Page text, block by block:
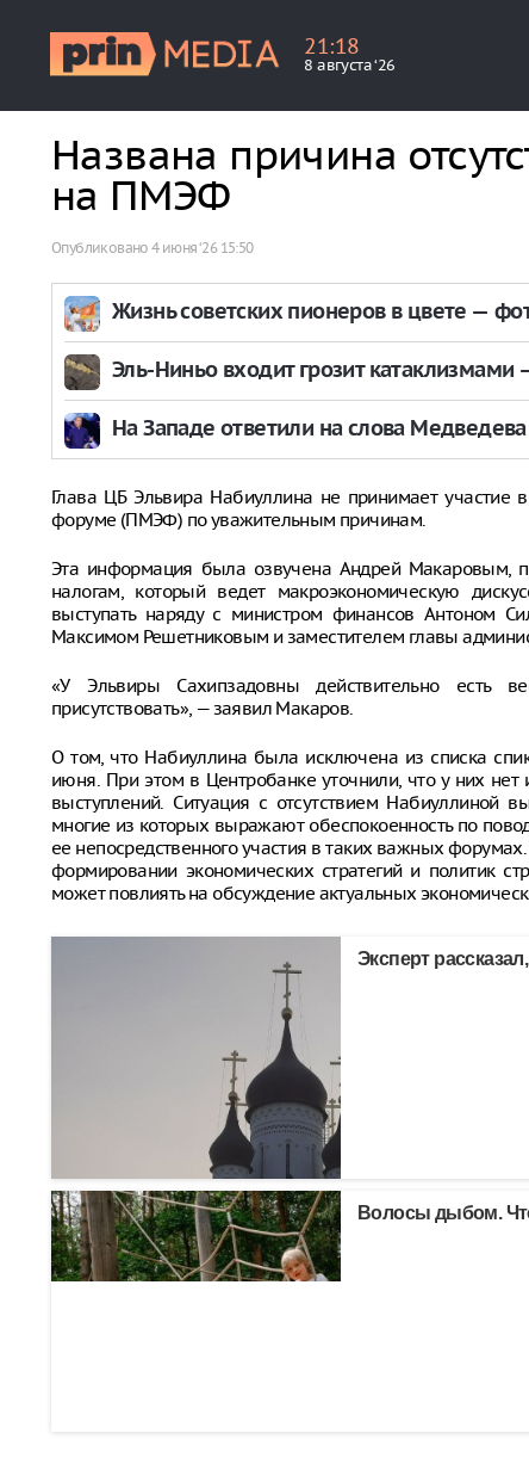
21:18
8 августа ‘26
Названа причина
на ПМЭФ
Опубликовано4 июня ‘26 15:50
Жизнь советских пионеров в цвете —
Эль-Ниньо входит грозит катаклизмами
На Западе ответили на слова Медведева
Глава ЦБ Эльвира Набиуллина не принимает участие
форуме (ПМЭФ) по уважительным причинам.
Эта информация была озвучена Андрей Макаровым,
налогам, который ведет макроэкономическую
выступать наряду с министром финансов Антоном
Максимом Решетниковым и заместителем главы
«У Эльвиры Сахипзадовны действительно есть
присутствовать», — заявил Макаров.
О том, что Набиуллина была исключена из списка
июня. При этом в Центробанке уточнили, что у них
выступлений. Ситуация с отсутствием Набиуллиной
многие из которых выражают обеспокоенность по
ее непосредственного участия в таких важных
формировании экономических стратегий и политик
может повлиять на обсуждение актуальных
Эксперт
Волосы дыбом.